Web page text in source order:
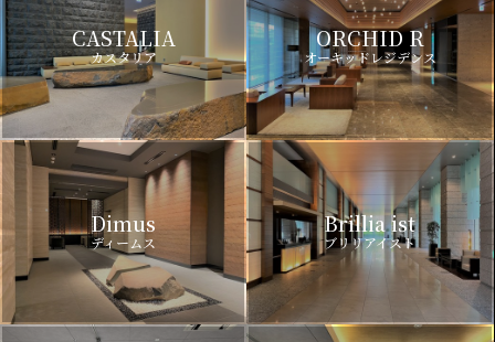
CASTALIA
カスタリア
ORCHID R
オーキッドレジデンス
Dimus
ディームス
Brillia ist
ブリリアイスト